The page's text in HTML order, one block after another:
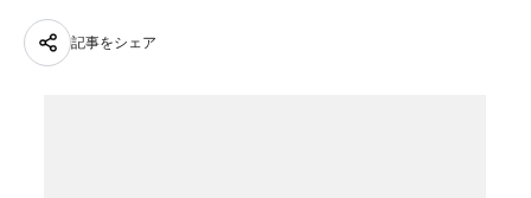
記事をシェア